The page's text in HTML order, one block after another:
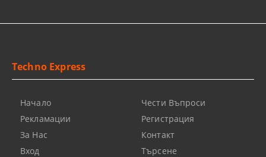
Techno Express
Начало
Рекламации
За Нас
Вход
Чести Въпроси
Регистрация
Контакт
Търсене